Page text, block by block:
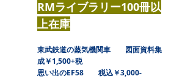
RMライブラリー100冊以
上在庫
東武鉄道の蒸気機関車 図面資料集
成￥1,500+税
思い出のEF58 税込￥3,000-